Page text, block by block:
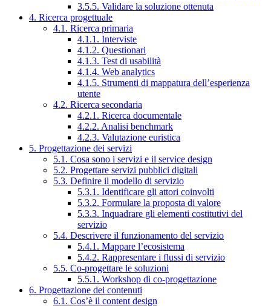
3.5.5. Validare la soluzione ottenuta
4. Ricerca progettuale
4.1. Ricerca primaria
4.1.1. Interviste
4.1.2. Questionari
4.1.3. Test di usabilità
4.1.4. Web analytics
4.1.5. Strumenti di mappatura dell’esperienza
utente
4.2. Ricerca secondaria
4.2.1. Ricerca documentale
4.2.2. Analisi benchmark
4.2.3. Valutazione euristica
5. Progettazione dei servizi
5.1. Cosa sono i servizi e il service design
5.2. Progettare servizi pubblici digitali
5.3. Definire il modello di servizio
5.3.1. Identificare gli attori coinvolti
5.3.2. Formulare la proposta di valore
5.3.3. Inquadrare gli elementi costitutivi del
servizio
5.4. Descrivere il funzionamento del servizio
5.4.1. Mappare l’ecosistema
5.4.2. Rappresentare i flussi di servizio
5.5. Co-progettare le soluzioni
5.5.1. Workshop di co-progettazione
6. Progettazione dei contenuti
6.1. Cos’è il content design